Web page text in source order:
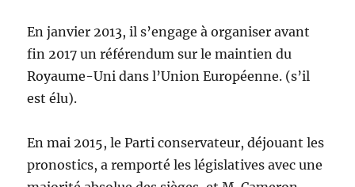
En janvier 2013, il s’engage à organiser avant
fin 2017 un référendum sur le maintien du
Royaume-Uni dans l’Union Européenne. (s’il
est élu).
En mai 2015, le Parti conservateur, déjouant les
pronostics, a remporté les législatives avec une